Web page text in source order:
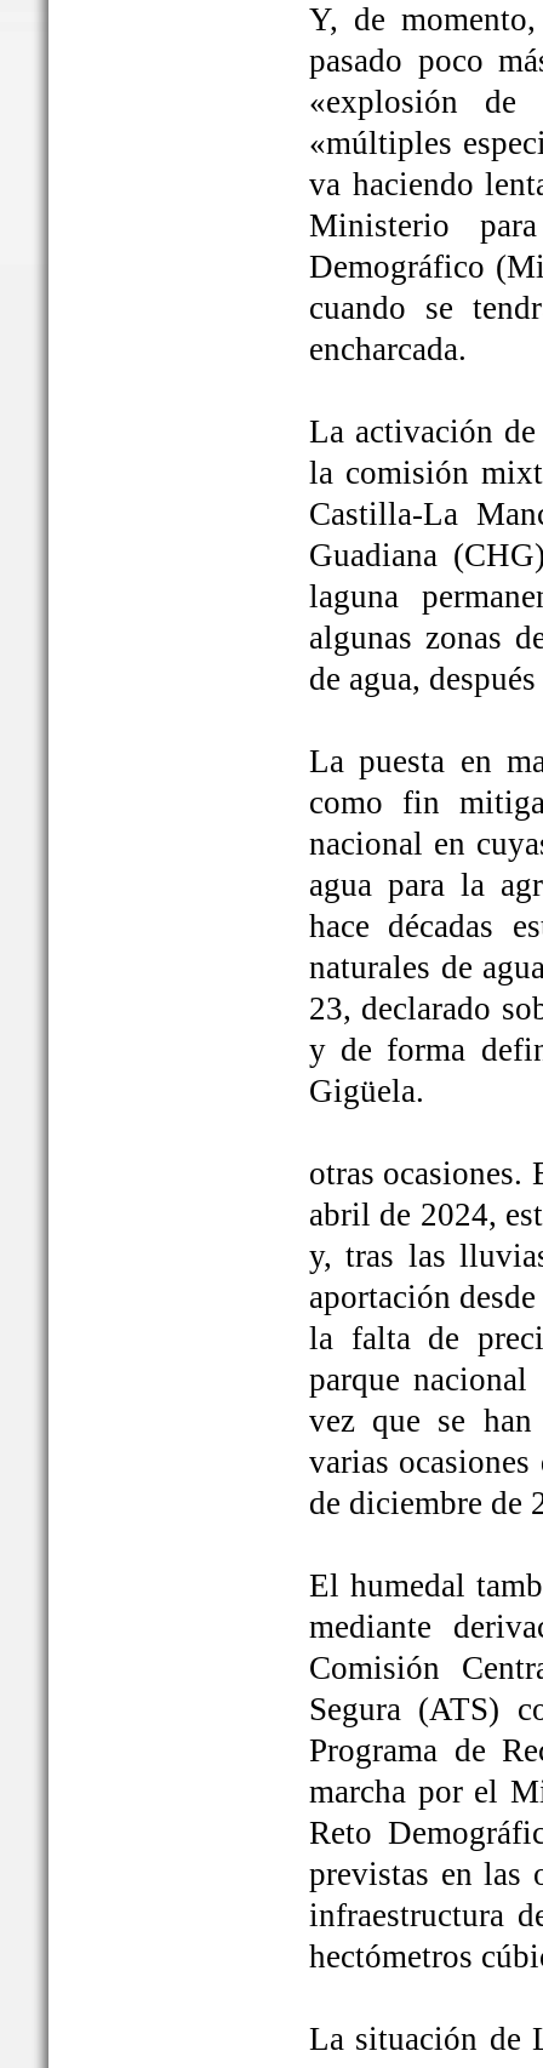
Y, de
pasado poco
«explosión
«múltiples
va haciendo
Ministerio
Demográfico
cuando se
encharcada.
La activación
la comisión
Castilla-La
Guadiana
laguna
algunas zonas
de agua,
La puesta en
como fin
nacional en
agua para la
hace décadas
naturales de
23, declarado
y de forma
Gigüela.
otras ocasiones.
abril de 2024,
y, tras las
aportación
la falta de
parque
vez que se
varias
de diciembre de
El humedal
mediante
Comisión
Segura (ATS)
Programa de
marcha por el
Reto
previstas en las
infraestructura
hectómetros
La situación de